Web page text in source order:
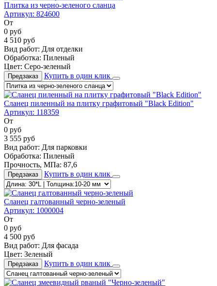
Плитка из черно-зеленого сланца
Артикул: 824600
От
0 руб
4 510 руб
Вид работ: Для отделки
Обработка: Пиленый
Цвет: Серо-зеленый
Предзаказ Купить в один клик
Сланец пиленный на плитку графитовый "Black Edition"
Артикул: 118359
От
0 руб
3 555 руб
Вид работ: Для парковки
Обработка: Пиленый
Прочность, МПа: 87,6
Предзаказ Купить в один клик
Сланец галтованный черно-зеленый
Артикул: 1000004
От
0 руб
4 500 руб
Вид работ: Для фасада
Цвет: Зеленый
Предзаказ Купить в один клик